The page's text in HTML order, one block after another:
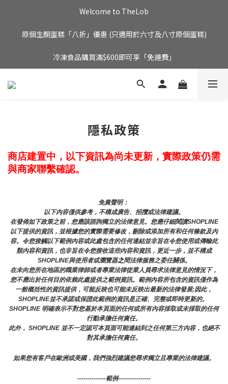
Welcome to TheLob
原個生酮蛋糕「八折」優惠 (只適用於六寸及八寸原個蛋糕)
冷凍食品購買滿$600即可享「免運費」
隱私政策
商店建置中，以下資訊為尚未更新，實際政策仍需
與商家聯繫確認。
免責聲明：
以下內容僅供參考，不構成廣告、招攬或法律建議。
在發佈如下政策之前，您應該諮詢獨立的法律意見。您應仔細閱讀SHOPLINE
以下提供的資訊，並根據您的實際需要修改，刪除或添加所有和任何條款及內
容。令您接觸以下範例內容或此處包含的任何連結並非旨在令您使用或傳輸此
類內容和資訊，也非旨在令您接收這些內容和資訊，更近一步，並不構成
SHOPLINE與使用者或瀏覽器之間法律服務之委任關係。
在未向您所在地區的職業律師或者專業法律從業人員尋求法律意見的情況下，
您不應出於任何目的依賴此處提供之範例資訊。範例內容所包含的資訊僅作為
一般概括性的資訊提供，可能反映也可能未反映出最新的法律發展;因此，
SHOPLINE並不承諾或保證此範例的資訊是正確、完整或即時更新的。
SHOPLINE 明確表示不對您基於本頁面的任何或所有內容採取或未採取的任何
行動承擔任何責任。
此外， SHOPLINE 並不一定認可本頁面可能連結到之任何第三方內容，也絕不
對其承擔任何責任。
如果您有客戶在歐洲或美國，我們強烈建議您尋求獨立且專業的法律建議。
--------------範例----------------